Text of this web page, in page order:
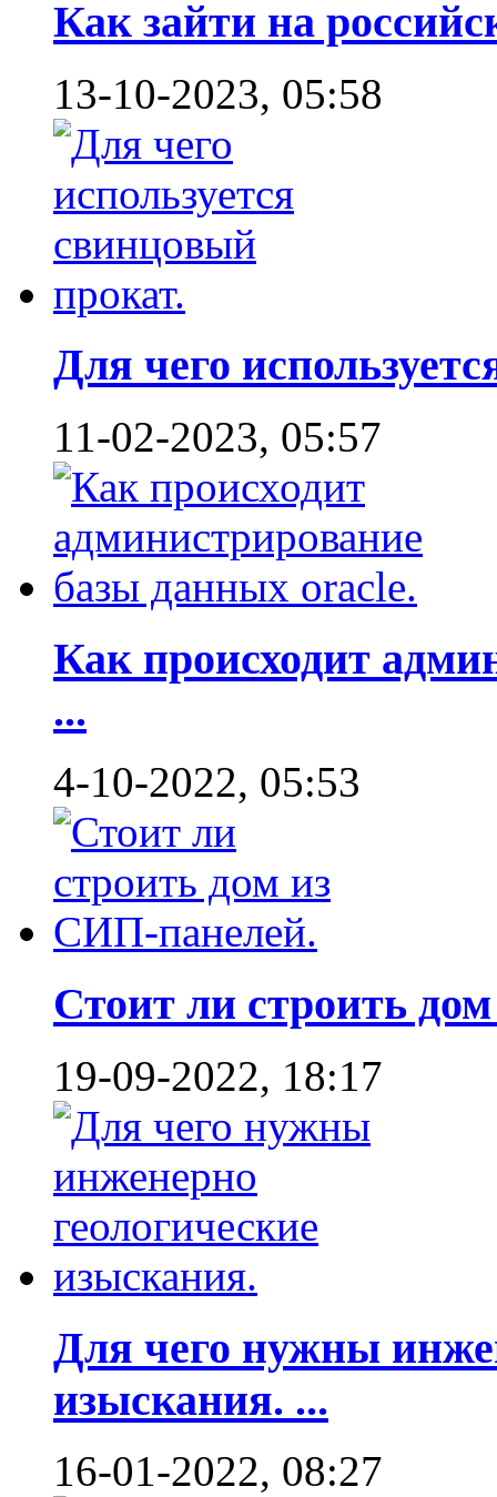
Как зайти на
13-10-2023, 05:58
Для чего
11-02-2023, 05:57
Как происходит
...
4-10-2022, 05:53
Стоит ли строить
19-09-2022, 18:17
Для чего нужны
изыскания. ...
16-01-2022, 08:27